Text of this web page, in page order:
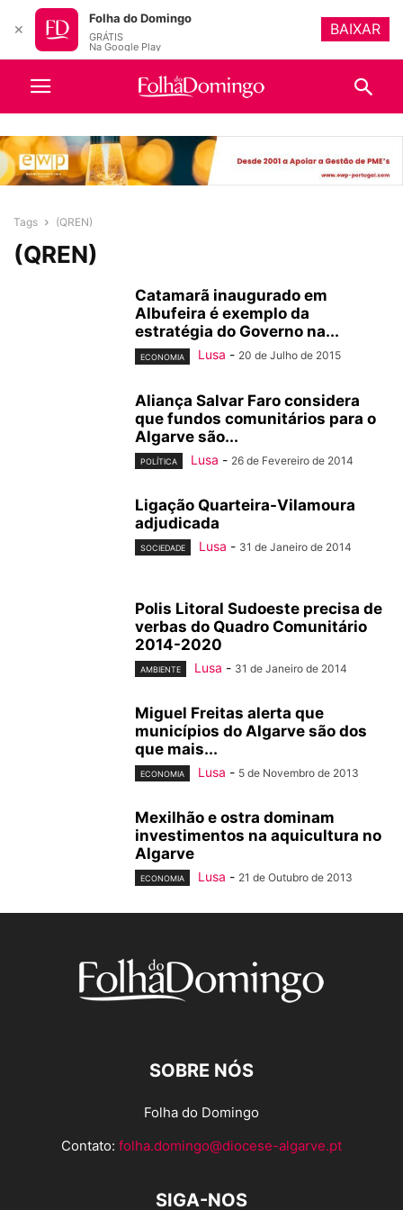
Tags (QREN)
(QREN)
Catamarã inaugurado em
Albufeira é exemplo da
estratégia do Governo na...
ECONOMIA Lusa - 20 de Julho de 2015
Aliança Salvar Faro considera
que fundos comunitários para o
Algarve são...
POLÍTICA Lusa - 26 de Fevereiro de 2014
Ligação Quarteira-Vilamoura
adjudicada
SOCIEDADE Lusa - 31 de Janeiro de 2014
Polis Litoral Sudoeste precisa de
verbas do Quadro Comunitário
2014-2020
AMBIENTE Lusa - 31 de Janeiro de 2014
Miguel Freitas alerta que
municípios do Algarve são dos
que mais...
ECONOMIA Lusa - 5 de Novembro de 2013
Mexilhão e ostra dominam
investimentos na aquicultura no
Algarve
ECONOMIA Lusa - 21 de Outubro de 2013
SOBRE NÓS
Folha do Domingo
Contato: folha.domingo@diocese-algarve.pt
SIGA-NOS
✕
Folha do Domingo
GRÁTIS
Na Google Play
BAIXAR